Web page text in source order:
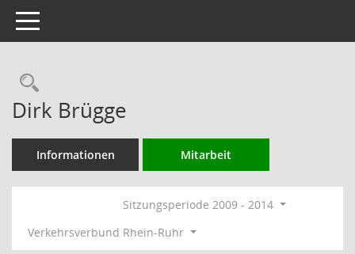
Toggle navigation
Rechercheauswahl
Dirk Brügge
Informationen Mitarbeit
Sitzungsperiode 2009 - 2014
Verkehrsverbund Rhein-Ruhr